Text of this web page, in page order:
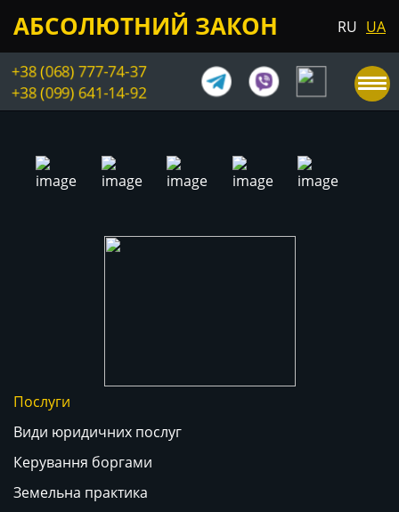
АБСОЛЮТНИЙ ЗАКОН RU UA
+38 (068) 777-74-37
+38 (099) 641-14-92
Послуги
Види юридичних послуг
Керування боргами
Земельна практика